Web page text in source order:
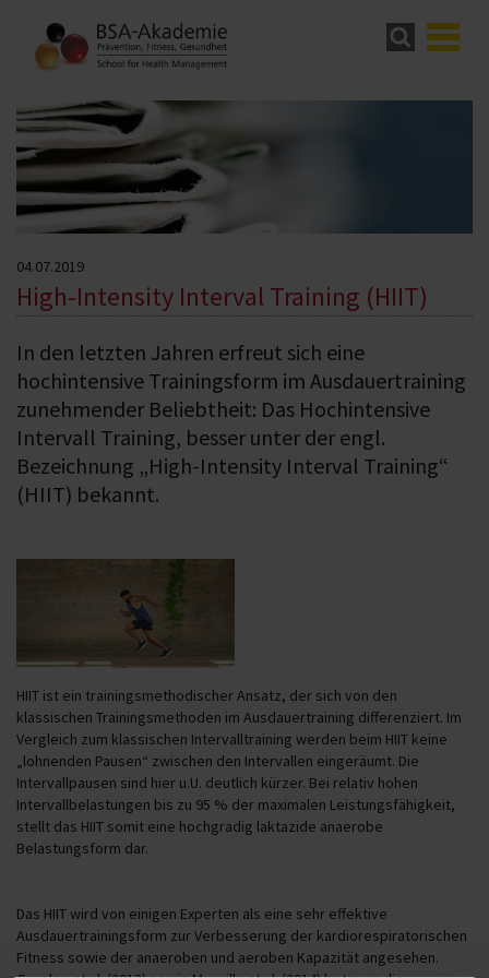
04.07.2019
High-Intensity Interval Training (HIIT)
In den letzten Jahren erfreut sich eine
hochintensive Trainingsform im Ausdauertraining
zunehmender Beliebtheit: Das Hochintensive
Intervall Training, besser unter der engl.
Bezeichnung „High-Intensity Interval Training“
(HIIT) bekannt.
HIIT ist ein trainingsmethodischer Ansatz, der sich von den
klassischen Trainingsmethoden im Ausdauertraining differenziert. Im
Vergleich zum klassischen Intervalltraining werden beim HIIT keine
„lohnenden Pausen“ zwischen den Intervallen eingeräumt. Die
Intervallpausen sind hier u.U. deutlich kürzer. Bei relativ hohen
Intervallbelastungen bis zu 95 % der maximalen Leistungsfähigkeit,
stellt das HIIT somit eine hochgradig laktazide anaerobe
Belastungsform dar.
Das HIIT wird von einigen Experten als eine sehr effektive
Ausdauertrainingsform zur Verbesserung der kardiorespiratorischen
Fitness sowie der anaeroben und aeroben Kapazität angesehen.